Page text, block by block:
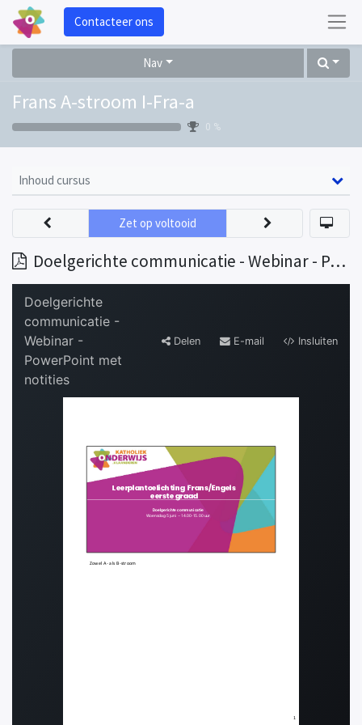
Contacteer ons
Nav
Frans A-stroom I-Fra-a
0 %
Inhoud cursus
Doelgerichte communicatie - Webinar - PowerPoint met notities
Zet op voltooid